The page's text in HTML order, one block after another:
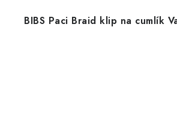
BIBS Paci Braid klip na cumlík